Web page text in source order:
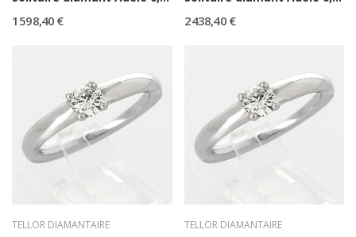
1 598,40 € 2 438,40 €
TELLOR DIAMANTAIRE TELLOR DIAMANTAIRE